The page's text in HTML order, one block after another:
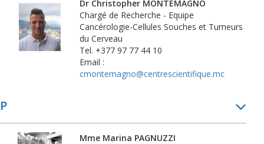
Dr Christopher MONTEMAGNO
Chargé de Recherche - Equipe
Cancérologie-Cellules Souches et Tumeurs
du Cerveau
Tel. +377 97 77 44 10
Email :
cmontemagno@centrescientifique.mc
P
Mme Marina PAGNUZZI